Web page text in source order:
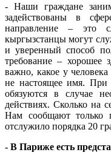
- Наши граждане
задействованы в
направление – это
кыргызстанцы могут
и уверенный способ
требование – хорошее
важно, какое у
не настоящее имя. При
обязуются в случае
действиях. Сколько на
Нам сообщают только
отслужило порядка 20
- В Париже есть